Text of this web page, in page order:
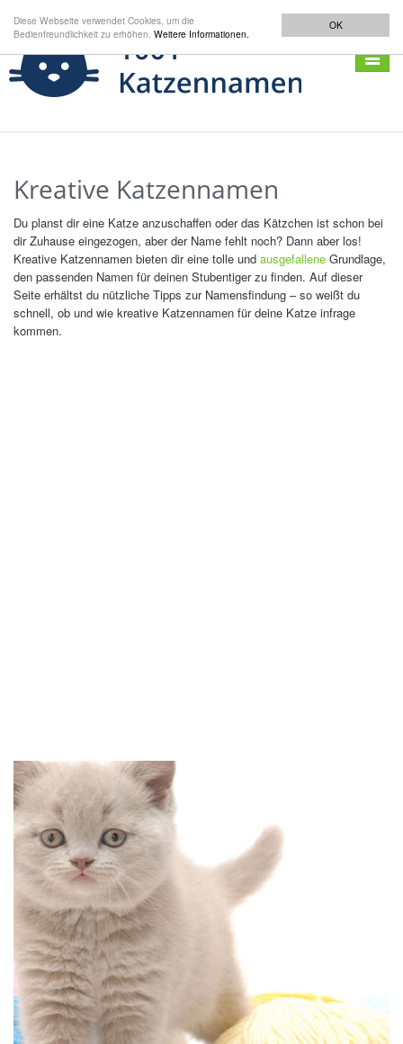
OK
Diese Webseite verwendet Cookies, um die
Bedienfreundlichkeit zu erhöhen. Weitere Informationen.
Kreative Katzennamen
Du planst dir eine Katze anzuschaffen oder das Kätzchen ist schon bei
dir Zuhause eingezogen, aber der Name fehlt noch? Dann aber los!
Kreative Katzennamen bieten dir eine tolle und ausgefallene Grundlage,
den passenden Namen für deinen Stubentiger zu finden. Auf dieser
Seite erhältst du nützliche Tipps zur Namensfindung – so weißt du
schnell, ob und wie kreative Katzennamen für deine Katze infrage
kommen.